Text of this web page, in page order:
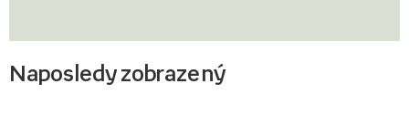
Naposledy zobrazený